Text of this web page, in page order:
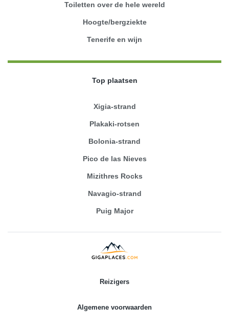
Toiletten over de hele wereld
Hoogte/bergziekte
Tenerife en wijn
Top plaatsen
Xigia-strand
Plakaki-rotsen
Bolonia-strand
Pico de las Nieves
Mizithres Rocks
Navagio-strand
Puig Major
Reizigers
Algemene voorwaarden